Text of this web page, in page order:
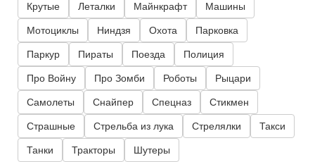
Крутые Леталки Майнкрафт Машины
Мотоциклы Ниндзя Охота Парковка
Паркур Пираты Поезда Полиция
Про Войну Про Зомби Роботы Рыцари
Самолеты Снайпер Спецназ Стикмен
Страшные Стрельба из лука Стрелялки Такси
Танки Тракторы Шутеры